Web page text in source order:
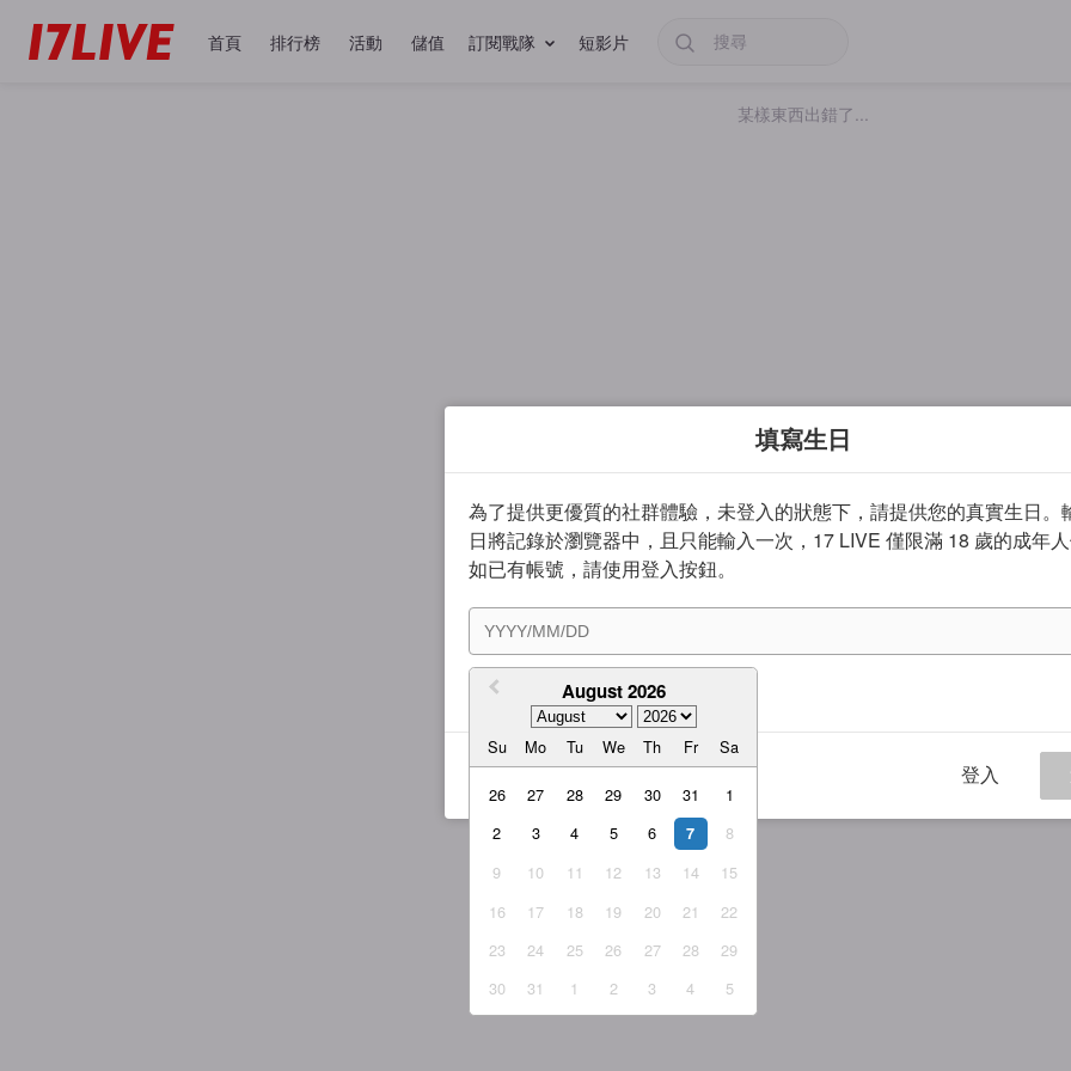
首頁 排行榜 活動 儲值 訂閱戰隊 短影片
某樣東西出錯了...
填寫生日
為了提供更優質的社群體驗，未登入的狀態下，請提供您的真實生日。
日將記錄於瀏覽器中，且只能輸入一次，17 LIVE 僅限滿 18 歲的成年人
如已有帳號，請使用登入按鈕。
August 2026
Su Mo Tu We Th Fr Sa
26 27 28 29 30 31
1
2
3 4 5 6 7
8
9
10 11 12 13 14
15
16
17 18 19 20 21
22
23
24 25 26 27 28
29
30
31 1 2 3 4 5
我同意 服務條款與隱私權政策
登入